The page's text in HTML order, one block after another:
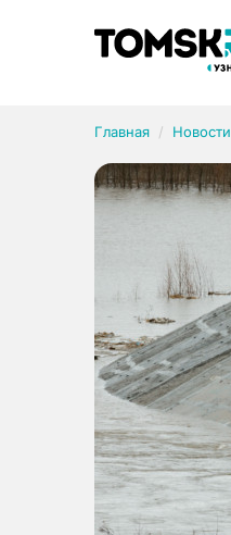
Главная Новости
Рубрики